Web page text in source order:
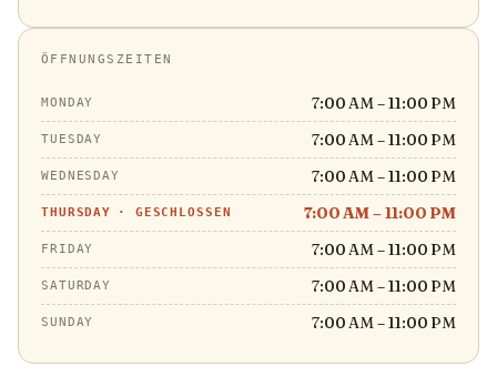
ÖFFNUNGSZEITEN
MONDAY 7:00 AM – 11:00 PM
TUESDAY 7:00 AM – 11:00 PM
WEDNESDAY 7:00 AM – 11:00 PM
THURSDAY · GESCHLOSSEN 7:00 AM – 11:00 PM
FRIDAY 7:00 AM – 11:00 PM
SATURDAY 7:00 AM – 11:00 PM
SUNDAY 7:00 AM – 11:00 PM